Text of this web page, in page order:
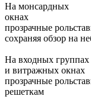
На монсардных
окнах
прозрачные
сохраняя обзор на
На входных группах
и витражных окнах
прозрачные
решеткам